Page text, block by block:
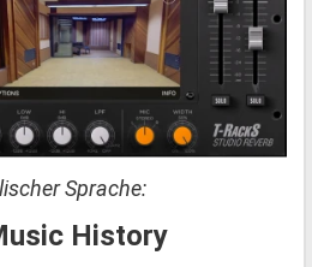
Sprache:
History